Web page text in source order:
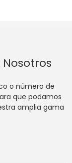
o número de
que podamos
amplia gama